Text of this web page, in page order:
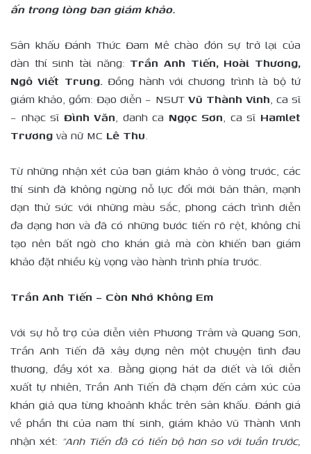
ấn trong lòng ban giám khảo.
Sân khấu Đánh Thức Đam Mê chào đón sự trở lại của
dàn thí sinh tài năng: Trần Anh Tiến, Hoài Thương,
Ngô Viết Trung.Đồng hành với chương trình là bộ tứ
giám khảo, gồm: Đạo diễn – NSƯT Vũ Thành Vinh, ca sĩ
– nhạc sĩ Đình Văn, danh ca Ngọc Sơn, ca sĩ Hamlet
Trương và nữ MC Lê Thu.
Từ những nhận xét của ban giám khảo ở vòng trước, các
thí sinh đã không ngừng nỗ lực đổi mới bản thân, mạnh
dạn thử sức với những màu sắc, phong cách trình diễn
đa dạng hơn và đã có những bước tiến rõ rệt, không chỉ
tạo nên bất ngờ cho khán giả mà còn khiến ban giám
khảo đặt nhiều kỳ vọng vào hành trình phía trước.
Trần Anh Tiến – Còn Nhớ Không Em
Với sự hỗ trợ của diễn viên Phương Trâm và Quang Sơn,
Trần Anh Tiến đã xây dựng nên một chuyện tình đau
thương, đầy xót xa. Bằng giọng hát da diết và lối diễn
xuất tự nhiên, Trần Anh Tiến đã chạm đến cảm xúc của
khán giả qua từng khoảnh khắc trên sân khấu. Đánh giá
về phần thi của nam thí sinh, giám khảo Vũ Thành Vinh
nhận xét: “Anh Tiến đã có tiến bộ hơn so với tuần trước,